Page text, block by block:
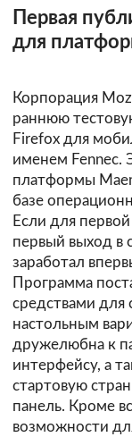
Первая
для
Корпорация
раннюю
Firefox для
именем Fennec.
платформы
базе
Если для
первый выход в
заработал
Программа
средствами для
настольным
дружелюбна к
интерфейсу, а
стартовую
панель. Кроме
возможности